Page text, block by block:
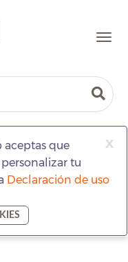
x
aceptas que
tu
Declaración de uso